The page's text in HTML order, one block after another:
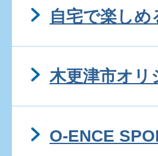
自宅で楽しめ
木更津市オリ
O-ENCE